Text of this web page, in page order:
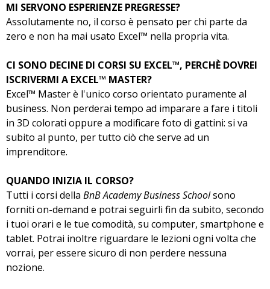
MI SERVONO ESPERIENZE PREGRESSE?
Assolutamente no, il corso è pensato per chi parte da
zero e non ha mai usato Excel™ nella propria vita.
CI SONO DECINE DI CORSI SU EXCEL™, PERCHÈ DOVREI
ISCRIVERMI A EXCEL™ MASTER?
Excel™ Master è l'unico corso orientato puramente al
business. Non perderai tempo ad imparare a fare i titoli
in 3D colorati oppure a modificare foto di gattini: si va
subito al punto, per tutto ciò che serve ad un
imprenditore.
QUANDO INIZIA IL CORSO?
Tutti i corsi della BnB Academy Business Schoolsono
forniti on-demand e potrai seguirli fin da subito, secondo
i tuoi orari e le tue comodità, su computer, smartphone e
tablet. Potrai inoltre riguardare le lezioni ogni volta che
vorrai, per essere sicuro di non perdere nessuna
nozione.